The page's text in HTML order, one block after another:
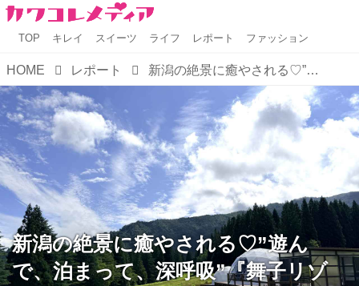
TOP キレイ スイーツ ライフ レポート ファッション
HOME レポート 新潟の絶景に癒やされる♡”遊んで、泊まって、深呼吸”『舞子リゾート』贅沢グランピング✖『フォレストアドベンチャー』体験レポ
新潟の絶景に癒やされる♡”遊ん
で、泊まって、深呼吸”『舞子リゾ